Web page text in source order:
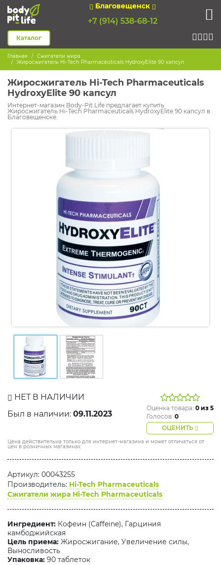
Благовещенск
+7 (914) 538-68-12
Каталог
Главная
Сжигатели жира
Жиросжигатель Hi-Tech Pharmaceuticals HydroxyElite 90 капсул
Жиросжигатель Hi-Tech Pharmaceuticals
HydroxyElite 90 капсул
Интернет-магазин Body-Pit.Life предлагает купить
Жиросжигатель Hi-Tech Pharmaceuticals HydroxyElite 90 капсул в
Благовещенске.
НЕТ В НАЛИЧИИ
Был в наличии: 09.11.2023
Оценка товара: 0 из 5
Голосов: 0
ОЦЕНИТЬ
Цена действительна только для интернет-магазина и может отличаться от
цен в розничных магазинах
Артикул: 00043255
Производитель: Hi-Tech Pharmaceuticals
Сжигатели жира Hi-Tech Pharmaceuticals
Ингредиент: Кофеин (Caffeine), Гарциния
камбоджийская
Цель приема: Жиросжигание, Увеличение силы,
Выносливость
Упаковка: 90 таблеток